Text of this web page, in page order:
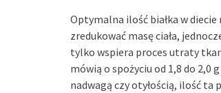
Optymalna ilość białka w
zredukować masę ciała,
tylko wspiera proces utraty
mówią o spożyciu od 1,8 do 2,0
nadwagą czy otyłością, ilość